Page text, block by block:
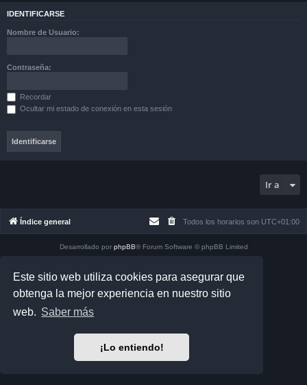
Este sitio web utiliza cookies para asegurar que
obtenga la mejor experiencia en nuestro sitio
web. Saber más
¡Lo entiendo!
IDENTIFICARSE
Nombre de Usuario:
Contraseña:
Recordar
Ocultar mi estado de conexión en esta sesión
Ir a
Índice general Todos los horarios son UTC+01:00
Desarrollado por phpBB® Forum Software © phpBB Limited
Traducción al español por
Condiciones